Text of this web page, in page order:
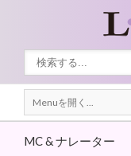
Menuを開く...
MC & ナレーター